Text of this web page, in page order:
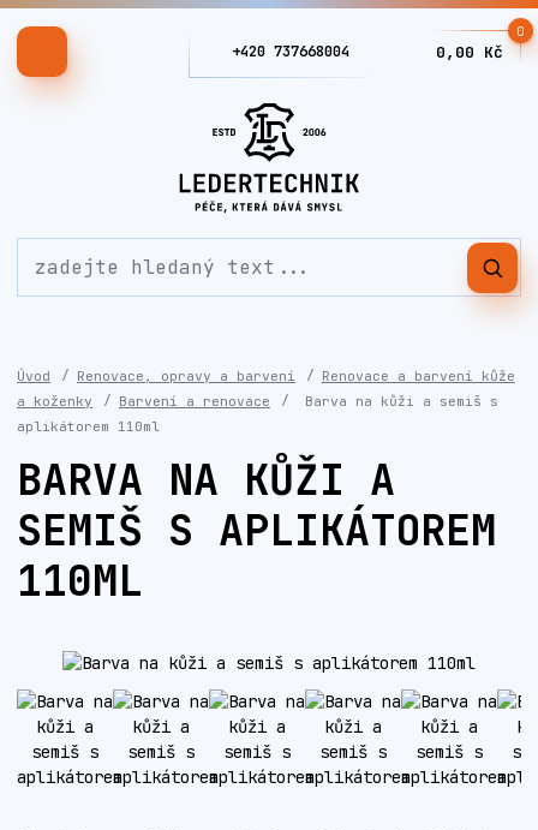
+420 737668004
0
0,00 Kč
Úvod Renovace, opravy a barvení
Renovace a barvení kůže
a koženky
Barvení a renovace
Barva na kůži a semiš s
aplikátorem 110ml
BARVA NA KŮŽI A
SEMIŠ S APLIKÁTOREM
110ML